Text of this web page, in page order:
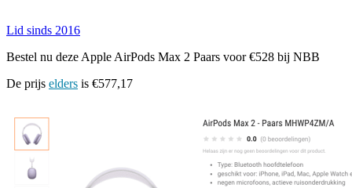
Lid sinds 2016
Bestel nu deze Apple AirPods Max 2 Paars voor €528 bij NBB
De prijs elders is €577,17